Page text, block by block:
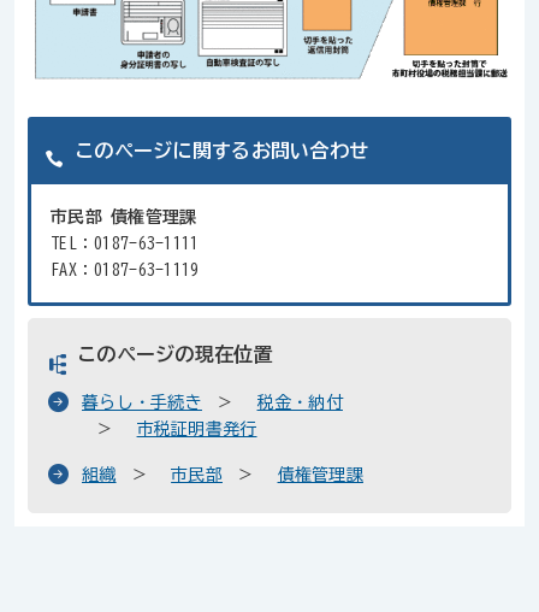
このページに関するお問い合わせ
市民部 債権管理課
TEL：0187-63-1111
FAX：0187-63-1119
このページの現在位置
暮らし・手続き
税金・納付
市税証明書発行
組織 市民部 債権管理課